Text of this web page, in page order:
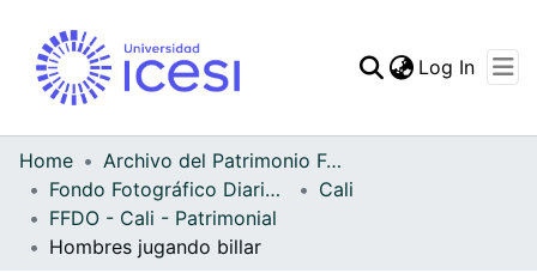
Statistics
Log In
Home
Archivo del Patrimonio Fotográfico y Fílmico del Valle del Cauca
Fondo Fotográfico Diario Occidente
Cali
FFDO - Cali - Patrimonial
Hombres jugando billar